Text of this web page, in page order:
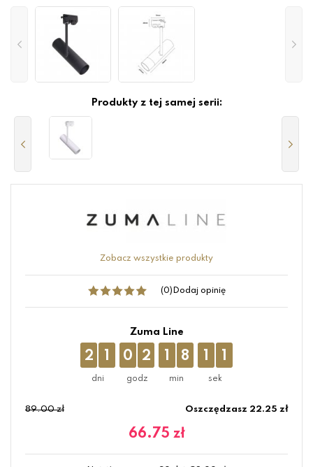
Produkty z tej samej serii:
Zobacz wszystkie produkty
(0) Dodaj opinię
Zuma Line
2 1 0 2 1 8 1 0
89.00 zł Oszczędzasz 22.25 zł
66.75 zł